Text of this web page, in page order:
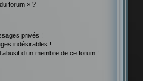
forum » ?
privés !
indésirables !
d’un membre de ce forum !